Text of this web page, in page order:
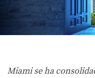
Miami se ha